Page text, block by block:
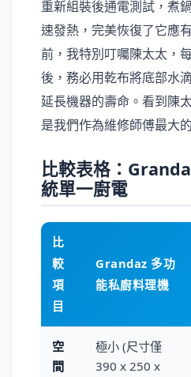
重新組裝後通電測試，煮
速發熱，完美恢復了它應
前，我特別叮囑陳太太，
後，務必用乾布將底部水
延長機器的壽命。看到陳
是我們作為維修師傅最大
比較表格：
統單一廚電
比
較
項
目
Grandaz 多功
能私廚料理機
空
間
極小 (尺寸僅
390 x 250 x